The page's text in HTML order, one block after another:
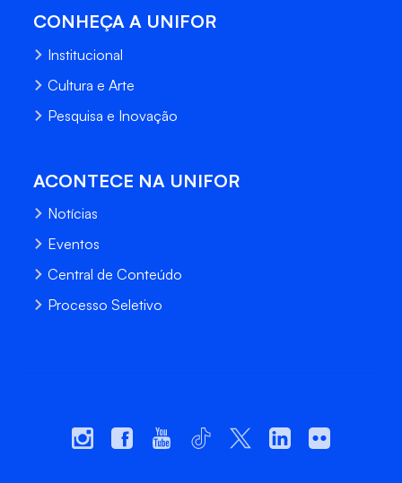
CONHEÇA A UNIFOR
Institucional
Cultura e Arte
Pesquisa e Inovação
ACONTECE NA UNIFOR
Notícias
Eventos
Central de Conteúdo
Processo Seletivo